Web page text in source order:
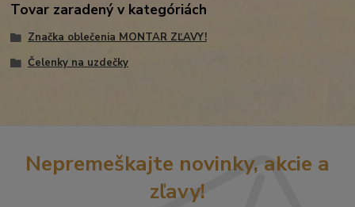
Tovar zaradený v kategóriách
Značka oblečenia MONTAR ZĽAVY!
Čelenky na uzdečky
Nepremeškajte novinky, akcie a
zľavy!